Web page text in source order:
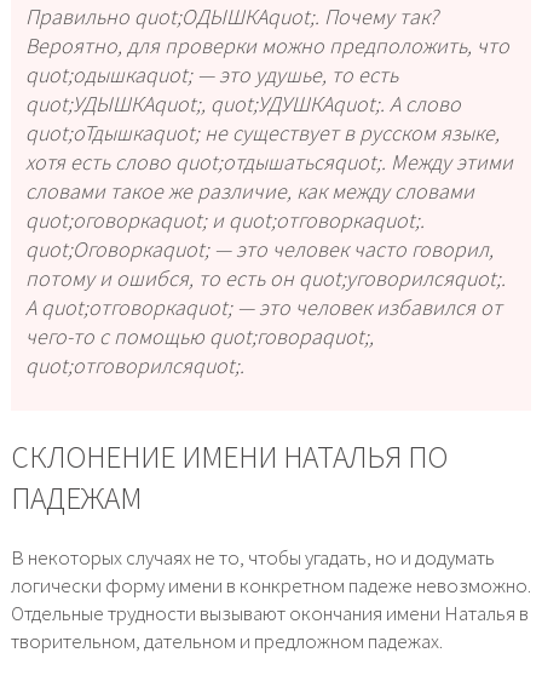
Правильно quot;ОДЫШКАquot;. Почему так?
Вероятно, для проверки можно предположить, что
quot;одышкаquot; — это удушье, то есть
quot;УДЫШКАquot;, quot;УДУШКАquot;. А слово
quot;оТдышкаquot; не существует в русском языке,
хотя есть слово quot;отдышатьсяquot;. Между этими
словами такое же различие, как между словами
quot;оговоркаquot; и quot;отговоркаquot;.
quot;Оговоркаquot; — это человек часто говорил,
потому и ошибся, то есть он quot;уговорилсяquot;.
А quot;отговоркаquot; — это человек избавился от
чего-то с помощью quot;говораquot;,
quot;отговорилсяquot;.
СКЛОНЕНИЕ ИМЕНИ НАТАЛЬЯ ПО
ПАДЕЖАМ
В некоторых случаях не то, чтобы угадать, но и додумать
логически форму имени в конкретном падеже невозможно.
Отдельные трудности вызывают окончания имени Наталья в
творительном, дательном и предложном падежах.